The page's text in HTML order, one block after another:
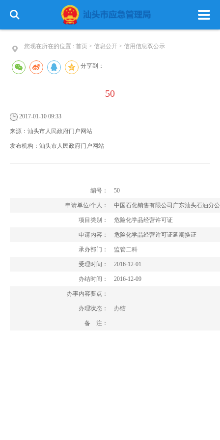
政务服务
信息公开
您现在所在的位置 : 首页 > 信息公开 > 信用信息双公示
分享到：
50
2017-01-10 09:33
来源： 汕头市人民政府门户网站
发布机构： 汕头市人民政府门户网站
编号： 50
申请单位/个人： 中国石化销售有限公司广东汕头石油分
项目类别： 危险化学品经营许可证
申请内容： 危险化学品经营许可证延期换证
承办部门： 监管二科
受理时间： 2016-12-01
办结时间： 2016-12-09
办事内容要点：
办理状态： 办结
备 注：